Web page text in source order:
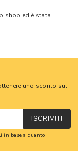
shop ed è stata
uno sconto sul
ISCRIVITI
in base a quanto